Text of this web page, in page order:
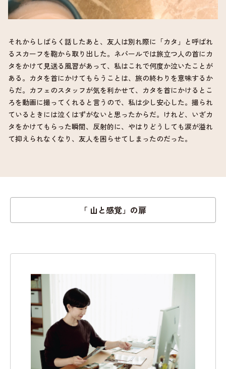
それからしばらく話したあと、友人は別れ際に「カタ」と呼ばれ
るスカーフを鞄から取り出した。ネパールでは旅立つ人の首にカ
タをかけて見送る風習があって、私はこれで何度か泣いたことが
ある。カタを首にかけてもらうことは、旅の終わりを意味するか
らだ。カフェのスタッフが気を利かせて、カタを首にかけるとこ
ろを動画に撮ってくれると言うので、私は少し安心した。撮られ
ているときには泣くはずがないと思ったからだ。けれど、いざカ
タをかけてもらった瞬間、反射的に、やはりどうしても涙が溢れ
て抑えられなくなり、友人を困らせてしまったのだった。
「 山と感覚」の扉